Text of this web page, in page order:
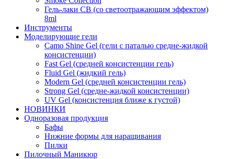
Гель-лаки СВ (со светоотражающим эффектом)
8ml
Инструменты
Моделирующие гели
Camo Shine Gel (гели с паталью средне-жидкой
консистенции)
Fast Gel (средней консистенции гель)
Fluid Gel (жидкий гель)
Modern Gel (средней консистенции гель)
Strong Gel (средне-жидкой консистенции)
UV Gel (консистенция ближе к густой)
НОВИНКИ
Одноразовая продукция
Бафы
Нижние формы для наращивания
Пилки
Пилочный Маникюр